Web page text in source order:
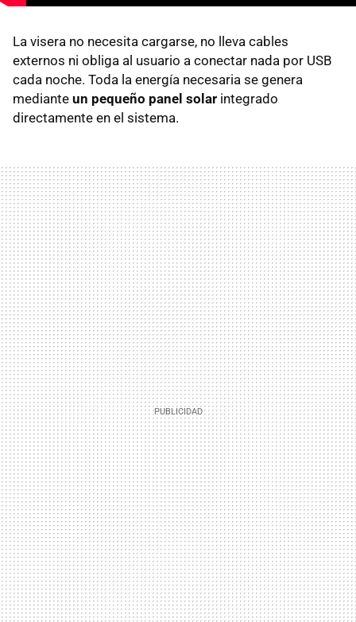
La visera no necesita cargarse, no lleva cables
externos ni obliga al usuario a conectar nada por USB
cada noche. Toda la energía necesaria se genera
mediante un pequeño panel solar integrado
directamente en el sistema.